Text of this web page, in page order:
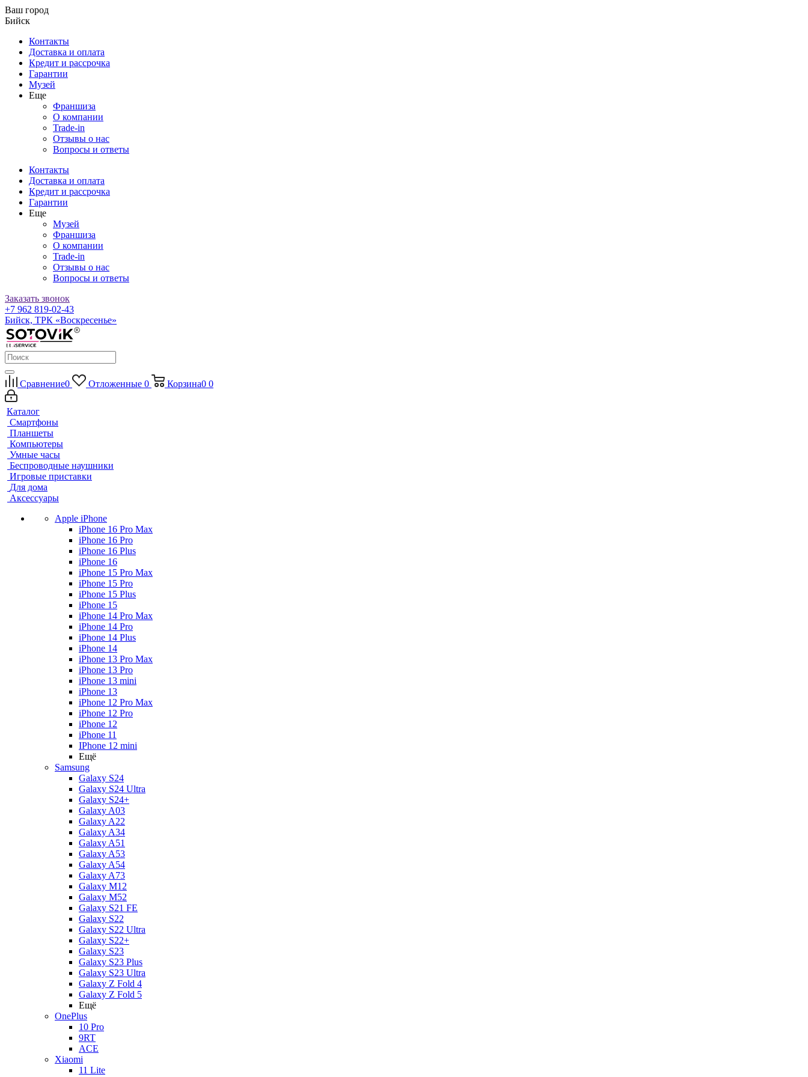
Ваш город
Бийск
Контакты
Доставка и оплата
Кредит и рассрочка
Гарантии
Музей
Еще
Франшиза
О компании
Trade-in
Отзывы о нас
Вопросы и ответы
Контакты
Доставка и оплата
Кредит и рассрочка
Гарантии
Еще
Музей
Франшиза
О компании
Trade-in
Отзывы о нас
Вопросы и ответы
Заказать звонок
+7 962 819-02-43
Бийск, ТРК «Воскресенье»
Сравнение0 Отложенные 0 Корзина0 0
Каталог
Смартфоны
Планшеты
Компьютеры
Умные часы
Беспроводные наушники
Игровые приставки
Для дома
Аксессуары
Apple iPhone
iPhone 16 Pro Max
iPhone 16 Pro
iPhone 16 Plus
iPhone 16
iPhone 15 Pro Max
iPhone 15 Pro
iPhone 15 Plus
iPhone 15
iPhone 14 Pro Max
iPhone 14 Pro
iPhone 14 Plus
iPhone 14
iPhone 13 Pro Max
iPhone 13 Pro
iPhone 13 mini
iPhone 13
iPhone 12 Pro Max
iPhone 12 Pro
iPhone 12
iPhone 11
IPhone 12 mini
Ещё
Samsung
Galaxy S24
Galaxy S24 Ultra
Galaxy S24+
Galaxy A03
Galaxy A22
Galaxy A34
Galaxy A51
Galaxy A53
Galaxy A54
Galaxy A73
Galaxy M12
Galaxy M52
Galaxy S21 FE
Galaxy S22
Galaxy S22 Ultra
Galaxy S22+
Galaxy S23
Galaxy S23 Plus
Galaxy S23 Ultra
Galaxy Z Fold 4
Galaxy Z Fold 5
Ещё
OnePlus
10 Pro
9RT
ACE
Xiaomi
11 Lite